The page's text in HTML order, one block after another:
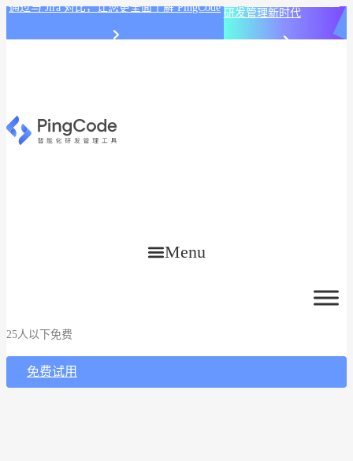
通过与 Jira 对比，让您更全面了解 PingCode 研发管理新时代
Menu
25人以下免费
免费试用